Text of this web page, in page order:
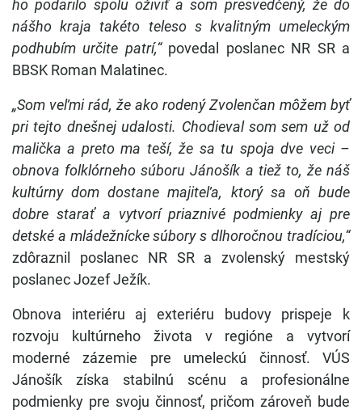
ho podarilo spolu oživiť a som presvedčený, že do
nášho kraja takéto teleso s kvalitným umeleckým
podhubím určite patrí,“povedal poslanec NR SR a
BBSK Roman Malatinec.
„Som veľmi rád, že ako rodený Zvolenčan môžem byť
pri tejto dnešnej udalosti. Chodieval som sem už od
malička a preto ma teší, že sa tu spoja dve veci –
obnova folklórneho súboru Jánošík a tiež to, že náš
kultúrny dom dostane majiteľa, ktorý sa oň bude
dobre starať a vytvorí priaznivé podmienky aj pre
detské a mládežnícke súbory s dlhoročnou tradíciou,“
zdôraznil poslanec NR SR a zvolenský mestský
poslanec Jozef Ježík.
Obnova interiéru aj exteriéru budovy prispeje k
rozvoju kultúrneho života v regióne a vytvorí
moderné zázemie pre umeleckú činnosť. VÚS
Jánošík získa stabilnú scénu a profesionálne
podmienky pre svoju činnosť, pričom zároveň bude